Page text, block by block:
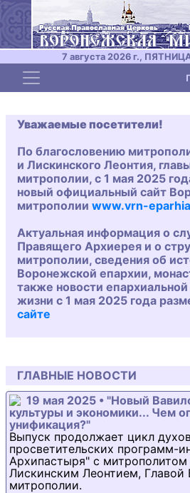
7 августа 2026 г.,
Toggle navigation
Уважаемые посетители!
По благословению
и Лискинского Леонтия,
митрополии, с 1 мая 2025
новый официальный сайт
митрополии www.vrn-
Актуальная информация о
Правящего Архиерея и о
митрополии, сведения об
Воронежской епархии,
также новости
жизни с 1 мая 2025 года
сайте
ГЛАВНЫЕ НОВОСТИ
19 мая 2025 • "Новый
культуры и экономики... Чем
унификация?"
Выпуск продолжает цикл
просветительских программ-
Архипастыря" с
Лискинским Леонтием, Главой
митрополии.